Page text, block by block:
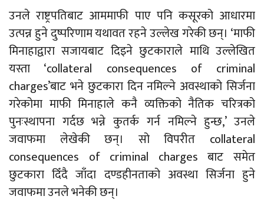
उनले राष्ट्रपतिबाट आममाफी पाए पनि कसूरकोआधारमा
उत्पन्न हुनेदुष्परिणामयथावतरहने उल्लेख गरेकी छन्। ‘माफी
मिनाहाद्वारा सजायबाट दिइने छुटकाराले माथि उल्लेखित
यस्ता ‘collateral consequences of criminal
charges’बाट भने छुटकारा दिन नमिल्ने अवस्थाको सिर्जना
गरेकोमा माफी मिनाहाले कनै व्यक्तिको नैतिक चरित्रको
पुनःस्थापना गर्दछ भन्नेकुतर्क गर्न नमिल्ने हुन्छ,’ उनले
जवाफमा लेखेकी छन्। सो विपरीत collateral
consequences of criminal charges बाट समेत
छुटकारा दिँदै जाँदा दण्डहीनताको अवस्था सिर्जना हुने
जवाफमा उनले भनेकी छन्।